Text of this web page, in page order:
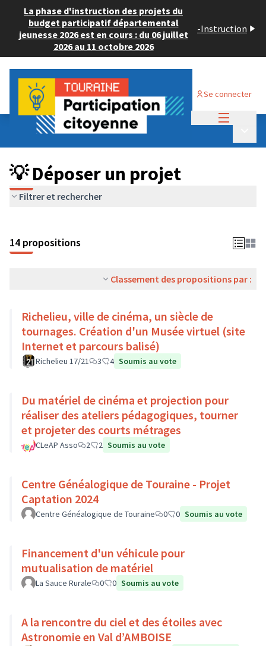
La phase d'instruction des projets du
budget participatif départemental
jeunesse 2026 est en cours : du 06 juillet
2026 au 11 octobre 2026
-Instruction
Se connecter
Budget Participatif ADULTE 2024
💡 Déposer un projet
💡 Déposer un projet
Filtrer et rechercher
14 propositions
Classement des propositions par :
Richelieu, ville de cinéma, un siècle de
tournages. Création d'un Musée virtuel (site
Internet et parcours balisé)
Richelieu 17/21 3 4 Soumis au vote
Du matériel de cinéma et projection pour
réaliser des ateliers pédagogiques, tourner
et projeter des courts métrages
CLeAP Asso 2 2 Soumis au vote
Centre Généalogique de Touraine - Projet
Captation 2024
Centre Généalogique de Touraine 0 0 Soumis au vote
Financement d'un véhicule pour
mutualisation de matériel
La Sauce Rurale 0 0 Soumis au vote
A la rencontre du ciel et des étoiles avec
Astronomie en Val d’AMBOISE